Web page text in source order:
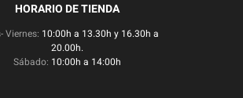
HORARIO DE TIENDA
Viernes: 10:00h a 13.30h y 16.30h a
20.00h.
Sábado: 10:00h a 14:00h